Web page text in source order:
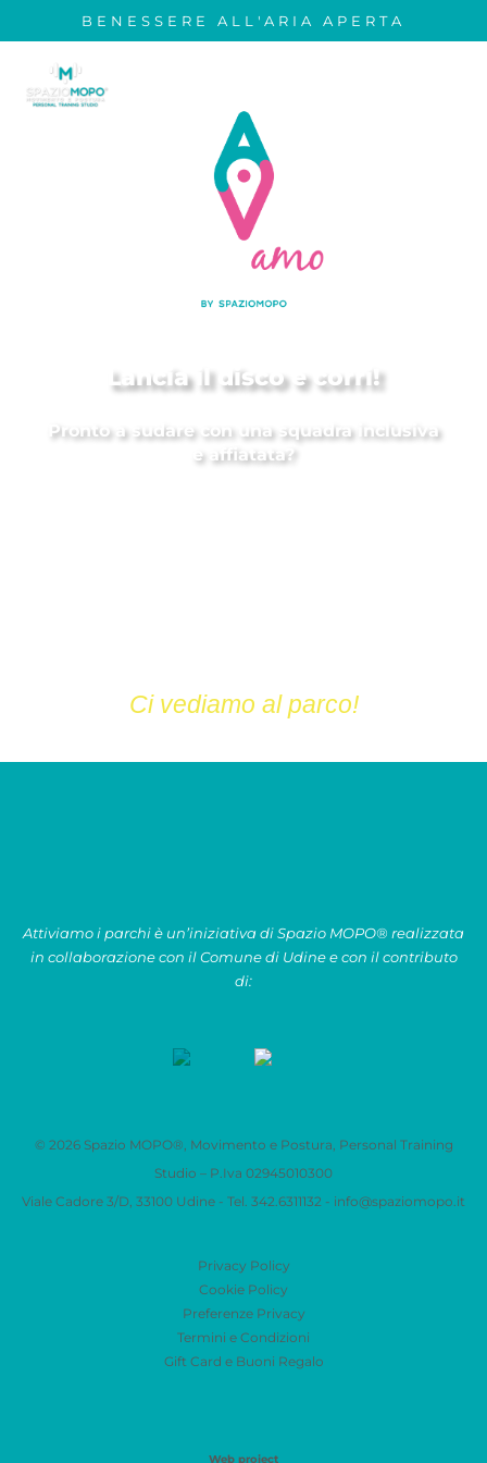
BENESSERE ALL'ARIA APERTA
Lancia il disco e corri!
Pronto a sudare con una squadra inclusiva
e affiatata?
Ci vediamo al parco!
Attiviamo i parchi è un’iniziativa di Spazio MOPO® realizzata
in collaborazione con il Comune di Udine e con il contributo
di:
© 2026 Spazio MOPO®, Movimento e Postura, Personal Training
Studio – P.Iva 0​2945010300
Viale Cadore 3/D, 33100 Udine - Tel. 342.6311132 - info@spaziomopo.it
Privacy Policy
Cookie Policy
Preferenze Privacy
Termini e Condizioni
Gift Card e Buoni Regalo
Web project